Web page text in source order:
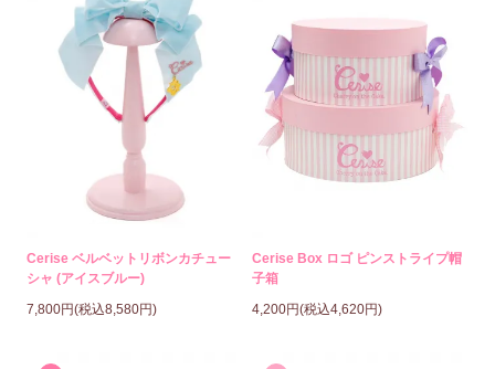
Cerise ベルベットリボンカチュー
シャ (アイスブルー)
7,800円(税込8,580円)
Cerise Box ロゴ ピンストライプ帽
子箱
4,200円(税込4,620円)